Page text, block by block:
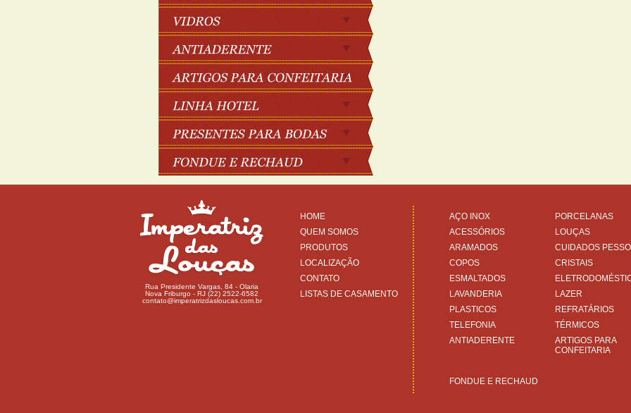
Rua Presidente Vargas, 84 - Olaria
Nova Friburgo - RJ (22) 2522-6582
contato@imperatrizdasloucas.com.br
HOME
QUEM SOMOS
PRODUTOS
LOCALIZAÇÃO
CONTATO
LISTAS DE CASAMENTO
AÇO INOX PORCELANAS
ACESSÓRIOS
LOUÇAS
ARAMADOS
CUIDADOS
COPOS
CRISTAIS
ESMALTADOS
LAVANDERIA
LAZER
PLASTICOS
REFRATÁRIOS
TELEFONIA
TÉRMICOS
ANTIADERENTE
ARTIGOS PARA
CONFEITARIA
FONDUE E RECHAUD